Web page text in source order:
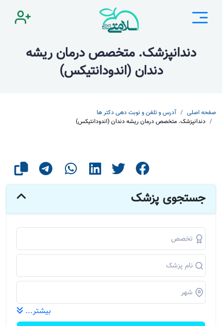
دندانپزشک. متخصص درمان ریشه
دندان (اندودانتیکس)
صفحه اصلی
آدرس و تلفن و نوبت دهی دکتر ها
دندانپزشک. متخصص درمان ریشه دندان (اندودانتیکس)
جستجوی پزشک
بیشتر...